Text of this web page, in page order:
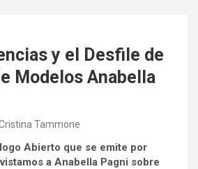
y el Desfile de
Modelos Anabella
Tammone
Abierto que se emite por
a Anabella Pagni sobre